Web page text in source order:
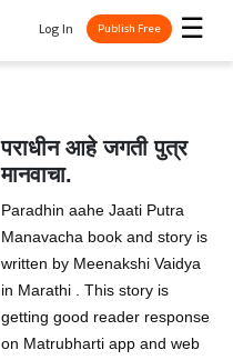
☰
Log In Publish Free
पराधीन आहे जगती पुत्र
मानवाचा.
Paradhin aahe Jaati Putra
Manavacha book and story is
written by Meenakshi Vaidya
in Marathi . This story is
getting good reader response
on Matrubharti app and web